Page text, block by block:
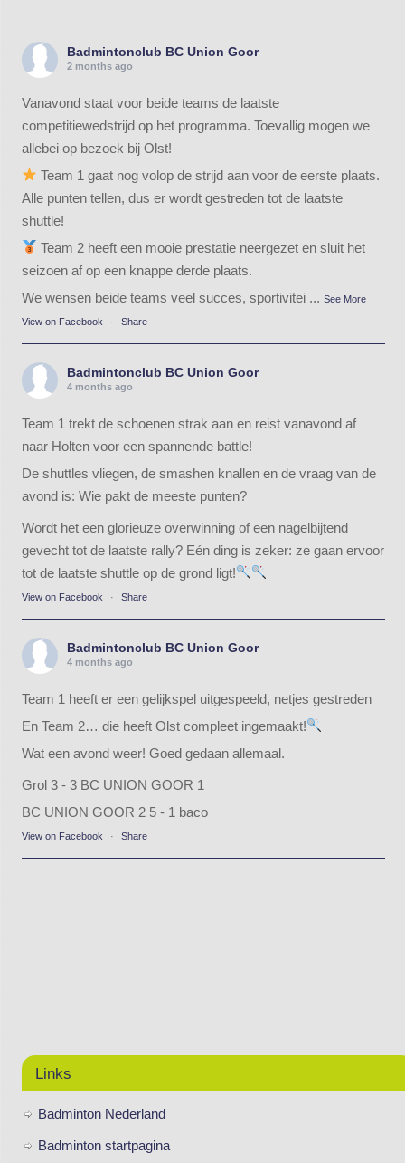
Badmintonclub BC Union Goor
2 months ago
Vanavond staat voor beide teams de laatste
competitiewedstrijd op het programma. Toevallig mogen we
allebei op bezoek bij Olst!
Team 1 gaat nog volop de strijd aan voor de eerste plaats.
Alle punten tellen, dus er wordt gestreden tot de laatste
shuttle!
Team 2 heeft een mooie prestatie neergezet en sluit het
seizoen af op een knappe derde plaats.
We wensen beide teams veel succes, sportivitei ... See More
View on Facebook · Share
Badmintonclub BC Union Goor
4 months ago
Team 1 trekt de schoenen strak aan en reist vanavond af
naar Holten voor een spannende battle!
De shuttles vliegen, de smashen knallen en de vraag van de
avond is: Wie pakt de meeste punten?
Wordt het een glorieuze overwinning of een nagelbijtend
gevecht tot de laatste rally? Eén ding is zeker: ze gaan ervoor
tot de laatste shuttle op de grond ligt!
View on Facebook · Share
Badmintonclub BC Union Goor
4 months ago
Team 1 heeft er een gelijkspel uitgespeeld, netjes gestreden
En Team 2… die heeft Olst compleet ingemaakt!
Wat een avond weer! Goed gedaan allemaal.
Grol 3 - 3 BC UNION GOOR 1
BC UNION GOOR 2 5 - 1 baco
View on Facebook · Share
Links
Badminton Nederland
Badminton startpagina